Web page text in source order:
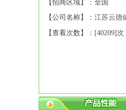
【招商区域】：全国
【公司名称】： 江苏云德
【查看次数】：[40209]次